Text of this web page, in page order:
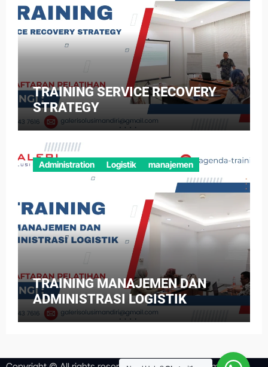
TRAINING SERVICE RECOVERY
STRATEGY
Administration Logistik manajemen
TRAINING MANAJEMEN DAN
ADMINISTRASI LOGISTIK